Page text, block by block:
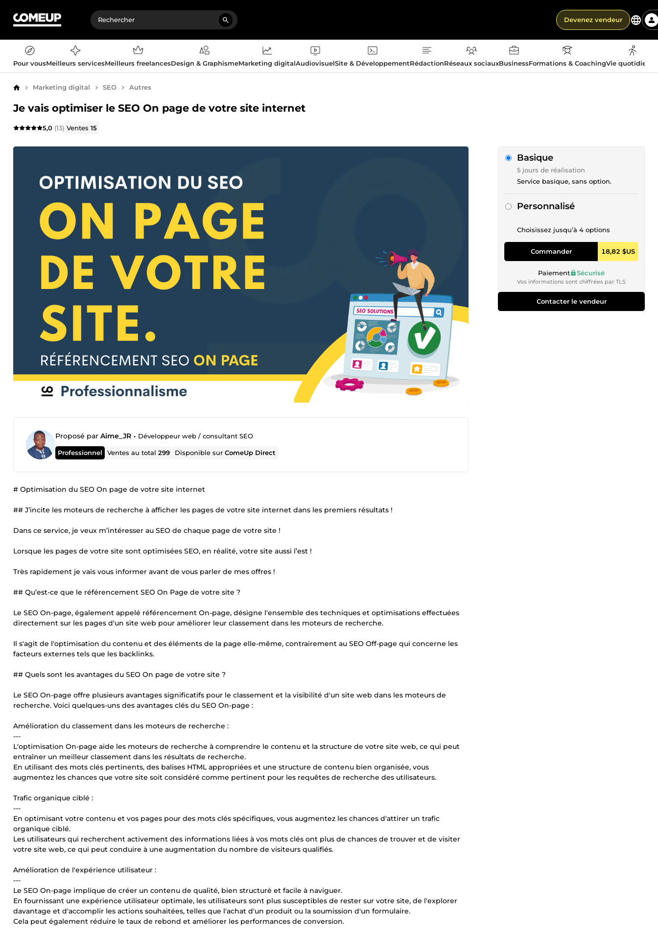
Devenez vendeur
Pour vousMeilleurs servicesMeilleurs freelancesDesign & GraphismeMarketing digitalAudiovisuelSite & DéveloppementRédactionRéseaux sociauxBusinessFormations & CoachingVie
AccueilMarketing digital SEO Autres
Je vais optimiser le SEO On page de votre site internet
5,0 (13) Ventes15
Proposé par Aime_JR • Développeur web / consultant SEO
Professionnel Ventes au total299 Disponible surComeUp Direct
# Optimisation du SEO On page de votre site internet
## J’incite les moteurs de recherche à afficher les pages de votre site internet dans les premiers résultats !
Dans ce service, je veux m’intéresser au SEO de chaque page de votre site !
Lorsque les pages de votre site sont optimisées SEO, en réalité, votre site aussi l’est !
Très rapidement je vais vous informer avant de vous parler de mes offres !
## Qu’est-ce que le référencement SEO On Page de votre site ?
Le SEO On-page, également appelé référencement On-page, désigne l'ensemble des techniques et optimisations effectuées
directement sur les pages d'un site web pour améliorer leur classement dans les moteurs de recherche.
Il s'agit de l'optimisation du contenu et des éléments de la page elle-même, contrairement au SEO Off-page qui concerne les
facteurs externes tels que les backlinks.
## Quels sont les avantages du SEO On page de votre site ?
Le SEO On-page offre plusieurs avantages significatifs pour le classement et la visibilité d'un site web dans les moteurs de
recherche. Voici quelques-uns des avantages clés du SEO On-page :
Amélioration du classement dans les moteurs de recherche :
---
L'optimisation On-page aide les moteurs de recherche à comprendre le contenu et la structure de votre site web, ce qui peut
entraîner un meilleur classement dans les résultats de recherche.
En utilisant des mots clés pertinents, des balises HTML appropriées et une structure de contenu bien organisée, vous
augmentez les chances que votre site soit considéré comme pertinent pour les requêtes de recherche des utilisateurs.
Trafic organique ciblé :
---
En optimisant votre contenu et vos pages pour des mots clés spécifiques, vous augmentez les chances d'attirer un trafic
organique ciblé.
Les utilisateurs qui recherchent activement des informations liées à vos mots clés ont plus de chances de trouver et de visiter
votre site web, ce qui peut conduire à une augmentation du nombre de visiteurs qualifiés.
Amélioration de l'expérience utilisateur :
---
Le SEO On-page implique de créer un contenu de qualité, bien structuré et facile à naviguer.
En fournissant une expérience utilisateur optimale, les utilisateurs sont plus susceptibles de rester sur votre site, de l'explorer
davantage et d'accomplir les actions souhaitées, telles que l'achat d'un produit ou la soumission d'un formulaire.
Cela peut également réduire le taux de rebond et améliorer les performances de conversion.
Basique
5 jours de réalisation
Service basique, sans option.
Personnalisé
Choisissez jusqu’à 4 options
Commander 18,82 $US
Paiement Sécurisé
Vos informations sont chiffrées par TLS
Contacter le vendeur